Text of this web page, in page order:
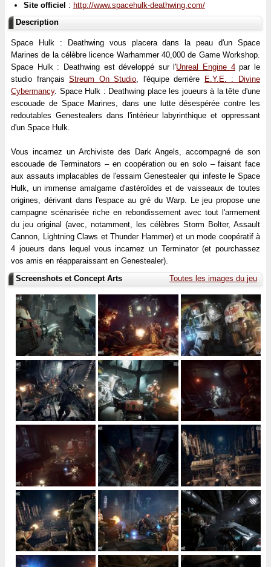
Site officiel : http://www.spacehulk-deathwing.com/
Description
Space Hulk : Deathwing vous placera dans la peau d'un Space
Marines de la célèbre licence Warhammer 40,000 de Game Workshop.
Space Hulk : Deathwing est développé sur l'Unreal Engine 4par le
studio françaisStreum On Studio, l'équipe derrière
E.Y.E. : Divine
Cybermancy. Space Hulk : Deathwing place les joueurs à la tête d'une
escouade de Space Marines, dans une lutte désespérée contre les
redoutables Genestealers dans l'intérieur labyrinthique et oppressant
d'un Space Hulk.
Vous incarnez un Archiviste des Dark Angels, accompagné de son
escouade de Terminators – en coopération ou en solo – faisant face
aux assauts implacables de l'essaim Genestealer qui infeste le Space
Hulk, un immense amalgame d'astéroïdes et de vaisseaux de toutes
origines, dérivant dans l'espace au gré du Warp. Le jeu propose une
campagne scénarisée riche en rebondissement avec tout l'armement
du jeu original (avec, notamment, les célèbres Storm Bolter, Assault
Cannon, Lightning Claws et Thunder Hammer) et un mode coopératif à
4 joueurs dans lequel vous incarnez un Terminator (et pourchassez
vos amis en réapparaissant en Genestealer).
Toutes les images du jeu
Screenshots et Concept Arts